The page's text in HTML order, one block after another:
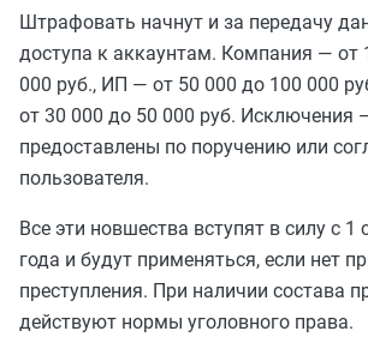
Штрафовать начнут и за передачу
доступа к аккаунтам. Компания — от
000 руб., ИП — от 50 000 до 100 000
от 30 000 до 50 000 руб. Исключения
предоставлены по поручению или
пользователя.
Все эти новшества вступят в силу с 1
года и будут применяться, если нет
преступления. При наличии состава
действуют нормы уголовного права.